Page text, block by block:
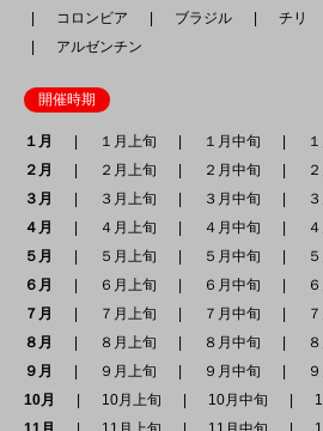
コロンビア
ブラジル チリ
アルゼンチン
開催時期
１月 １月上旬 １月中旬
１
２月
２月上旬 ２月中旬
２
３月
３月上旬 ３月中旬
３
４月
４月上旬 ４月中旬
４
５月
５月上旬 ５月中旬
５
６月
６月上旬 ６月中旬
６
７月
７月上旬 ７月中旬
７
８月
８月上旬 ８月中旬
８
９月
９月上旬 ９月中旬
９
10月
10月上旬 10月中旬